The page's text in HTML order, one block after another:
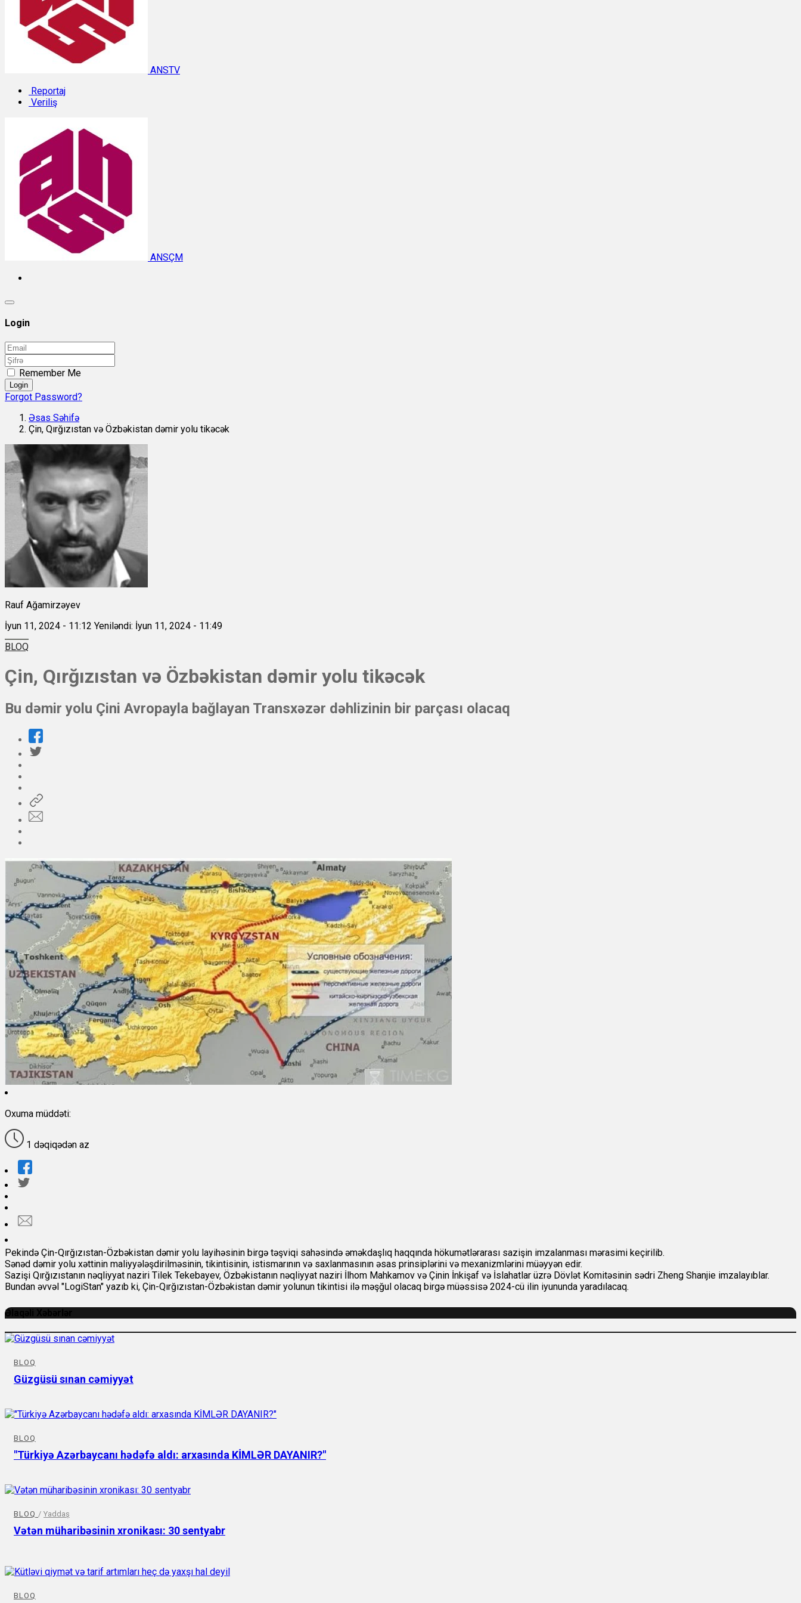
ANSTV
Reportaj
Veriliş
ANSÇM
Login
Remember Me
Login
Forgot Password?
Əsas Səhifə
Çin, Qırğızıstan və Özbəkistan dəmir yolu tikəcək
Rauf Ağamirzəyev
İyun 11, 2024 - 11:12 Yeniləndi: İyun 11, 2024 - 11:49
BLOQ
Çin, Qırğızıstan və Özbəkistan dəmir yolu tikəcək
Bu dəmir yolu Çini Avropayla bağlayan Transxəzər dəhlizinin bir parçası olacaq
Oxuma müddəti:
1 dəqiqədən az
Pekində Çin-Qırğızıstan-Özbəkistan dəmir yolu layihəsinin birgə təşviqi sahəsində əməkdaşlıq haqqında hökumətlərarası sazişin imzalanması mərasimi keçirilib.
Sənəd dəmir yolu xəttinin maliyyələşdirilməsinin, tikintisinin, istismarının və saxlanmasının əsas prinsiplərini və mexanizmlərini müəyyən edir.
Sazişi Qırğızıstanın nəqliyyat naziri Tilek Tekebayev, Özbəkistanın nəqliyyat naziri İlhom Mahkamov və Çinin İnkişaf və İslahatlar üzrə Dövlət Komitəsinin sədri Zheng Shanjie imzalayıblar.
Bundan əvvəl "LogiStan" yazıb ki, Çin-Qırğızıstan-Özbəkistan dəmir yolunun tikintisi ilə məşğul olacaq birgə müəssisə 2024-cü ilin iyununda yaradılacaq.
Əlaqəli Xəbərlər
BLOQ
Güzgüsü sınan cəmiyyət
BLOQ
"Türkiyə Azərbaycanı hədəfə aldı: arxasında KİMLƏR DAYANIR?"
BLOQ / Yaddaş
Vətən müharibəsinin xronikası: 30 sentyabr
BLOQ